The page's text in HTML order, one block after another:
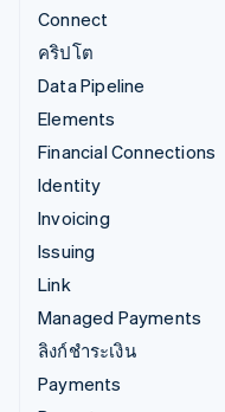
Connect
คริปโต
Data Pipeline
Elements
Financial Connections
Identity
Invoicing
Issuing
Link
Managed Payments
ลิงก์ชำระเงิน
Payments